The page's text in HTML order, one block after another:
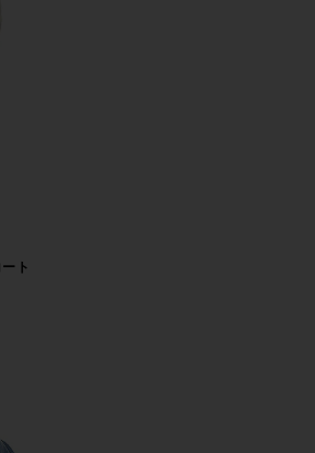
ト
price:
RAYA ラインストーンフリンジジャケット